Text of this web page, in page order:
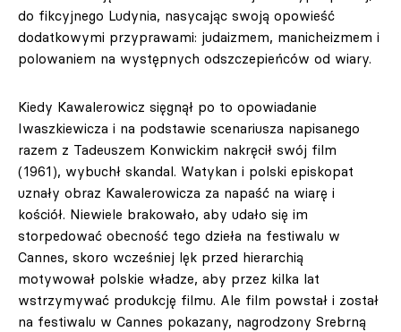
do fikcyjnego Ludynia, nasycając swoją opowieść
dodatkowymi przyprawami: judaizmem, manicheizmem i
polowaniem na występnych odszczepieńców od wiary.
Kiedy Kawalerowicz sięgnął po to opowiadanie
Iwaszkiewicza i na podstawie scenariusza napisanego
razem z Tadeuszem Konwickim nakręcił swój film
(1961), wybuchł skandal. Watykan i polski episkopat
uznały obraz Kawalerowicza za napaść na wiarę i
kościół. Niewiele brakowało, aby udało się im
storpedować obecność tego dzieła na festiwalu w
Cannes, skoro wcześniej lęk przed hierarchią
motywował polskie władze, aby przez kilka lat
wstrzymywać produkcję filmu. Ale film powstał i został
na festiwalu w Cannes pokazany, nagrodzony Srebrną